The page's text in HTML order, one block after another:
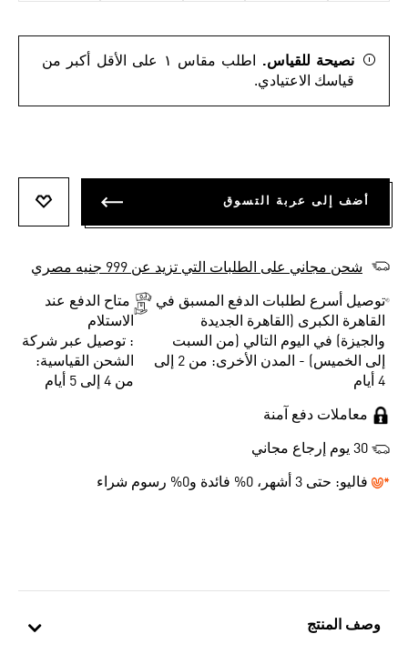
وصف المنتج
نصيحة للقياس.
اطلب مقاس ١ على الأقل أكبر من
قياسك الاعتيادي.
أضف إلى عربة التسوق
شحن مجاني على الطلبات التي تزيد عن 999 جنيه مصري
توصيل أسرع لطلبات الدفع المسبق في
القاهرة الكبرى (القاهرة الجديدة
والجيزة) في اليوم التالي (من السبت
إلى الخميس) - المدن الأخرى: من 2 إلى
4 أيام
متاح الدفع عند
الاستلام
: توصيل عبر شركة
الشحن القياسية:
من 4 إلى 5 أيام
معاملات دفع آمنة
فاليو: حتى 3 أشهر، 0% فائدة و0% رسوم شراء